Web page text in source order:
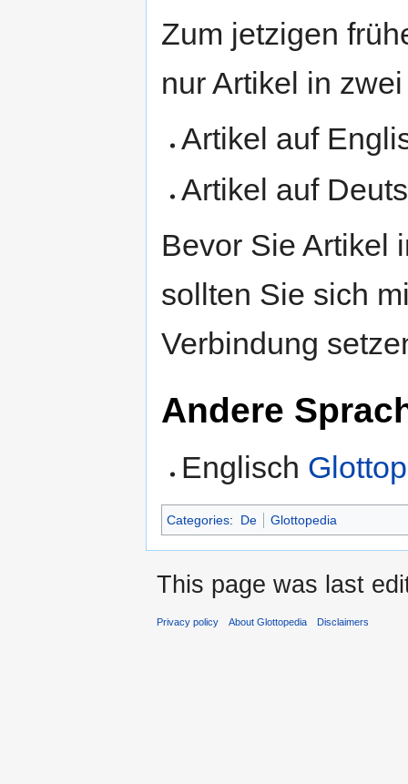
Zum jetzigen
nur Artikel in
Artikel auf
Artikel auf
Bevor Sie Artikel
sollten Sie sich
Verbindung
Andere
Englisch
Categories: De Glottopedia
This page was last
Privacy policy About Glottopedia Disclaimers